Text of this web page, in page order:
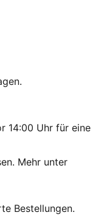
14:00 Uhr für eine
Mehr unter
Bestellungen.